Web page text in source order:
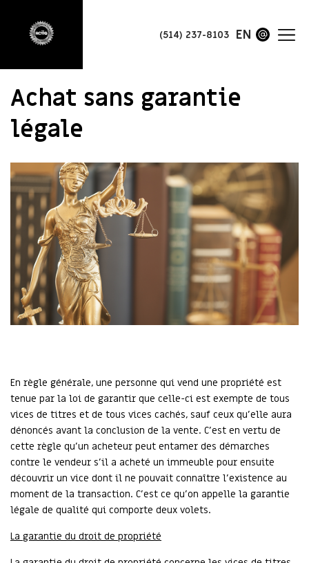
(514) 237-8103 EN
Achat sans garantie
légale
En règle générale, une personne qui vend une propriété est
tenue par la loi de garantir que celle-ci est exempte de tous
vices de titres et de tous vices cachés, sauf ceux qu’elle aura
dénoncés avant la conclusion de la vente. C’est en vertu de
cette règle qu’un acheteur peut entamer des démarches
contre le vendeur s’il a acheté un immeuble pour ensuite
découvrir un vice dont il ne pouvait connaître l’existence au
moment de la transaction. C’est ce qu’on appelle la garantie
légale de qualité qui comporte deux volets.
La garantie du droit de propriété